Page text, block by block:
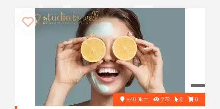
+40.0km 278 8 0